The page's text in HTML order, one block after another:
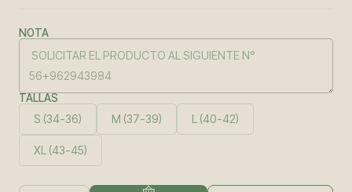
NOTA
TALLAS
S (34-36) M (37-39) L (40-42)
XL (43-45)